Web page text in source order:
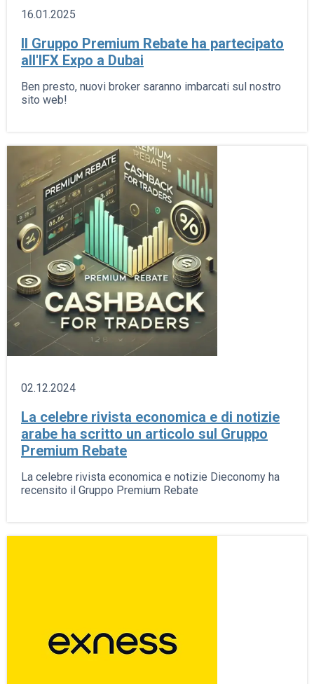
16.01.2025
Il Gruppo Premium Rebate ha partecipato
all'IFX Expo a Dubai
Ben presto, nuovi broker saranno imbarcati sul nostro
sito web!
02.12.2024
La celebre rivista economica e di notizie
arabe ha scritto un articolo sul Gruppo
Premium Rebate
La celebre rivista economica e notizie Dieconomy ha
recensito il Gruppo Premium Rebate